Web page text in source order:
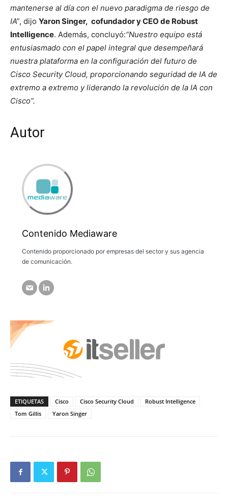
mantenerse al día con el nuevo paradigma de riesgo de
IA”, dijo Yaron Singer, cofundador y CEO de Robust
Intelligence. Además, concluyó:“Nuestro equipo está
entusiasmado con el papel integral que desempeñará
nuestra plataforma en la configuración del futuro de
Cisco Security Cloud, proporcionando seguridad de IA de
extremo a extremo y liderando la revolución de la IA con
Cisco”.
Autor
Contenido Mediaware
Contenido proporcionado por empresas del sector y sus agencia
de comunicación.
ETIQUETAS Cisco Cisco Security Cloud
Robust Intelligence
Tom Gillis
Yaron Singer